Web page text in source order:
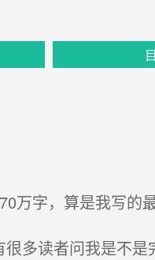
万字，算是我写的最
多读者问我是不